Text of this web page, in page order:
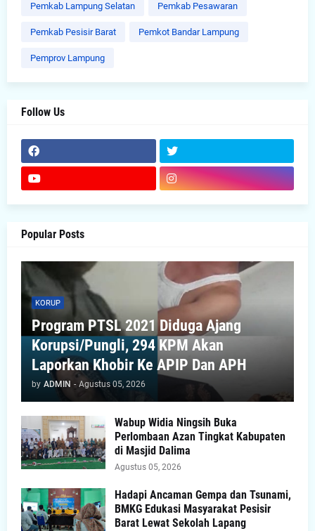
Pemkab Lampung Selatan Pemkab Pesawaran
Pemkab Pesisir Barat Pemkot Bandar Lampung
Pemprov Lampung
Follow Us
Popular Posts
KORUP
Program PTSL 2021 Diduga Ajang
Korupsi/Pungli, 294 KPM Akan
Laporkan Khobir Ke APIP Dan APH
by ADMIN - Agustus 05, 2026
Wabup Widia Ningsih Buka
Perlombaan Azan Tingkat Kabupaten
di Masjid Dalima
Agustus 05, 2026
Hadapi Ancaman Gempa dan Tsunami,
BMKG Edukasi Masyarakat Pesisir
Barat Lewat Sekolah Lapang